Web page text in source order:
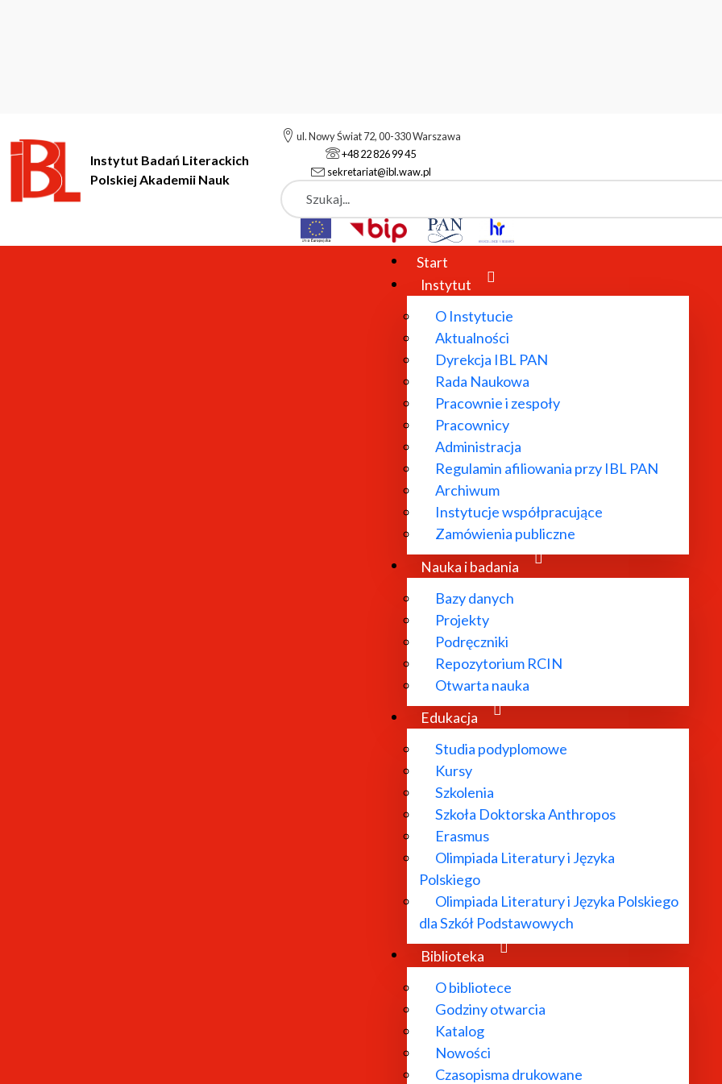
Instytut Badań Literackich
Polskiej Akademii Nauk
ul. Nowy Świat 72, 00-330 Warszawa
+48 22 826 99 45
sekretariat@ibl.waw.pl
Szukaj
Start
Instytut
O Instytucie
Aktualności
Dyrekcja IBL PAN
Rada Naukowa
Pracownie i zespoły
Pracownicy
Administracja
Regulamin afiliowania przy IBL PAN
Archiwum
Instytucje współpracujące
Zamówienia publiczne
Nauka i badania
Bazy danych
Projekty
Podręczniki
Repozytorium RCIN
Otwarta nauka
Edukacja
Studia podyplomowe
Kursy
Szkolenia
Szkoła Doktorska Anthropos
Erasmus
Olimpiada Literatury i Języka
Polskiego
Olimpiada Literatury i Języka Polskiego
dla Szkół Podstawowych
Biblioteka
O bibliotece
Godziny otwarcia
Katalog
Nowości
Czasopisma drukowane
Instytut Badań Literackich PAN został powołany w
prowadzonych w Instytucie jest historia literatury
polskiej, a także rozbudowane prace bibliograficzne i
dokumentacyjne, leksykograficzne oraz edytorskie.